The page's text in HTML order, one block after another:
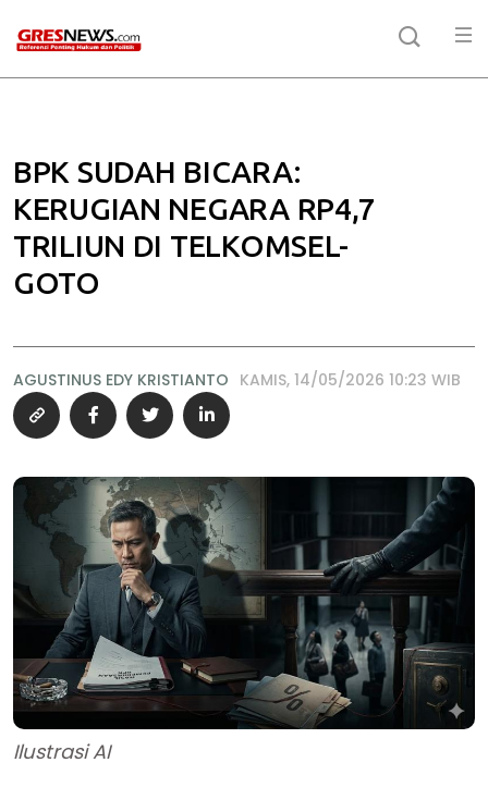
BPK SUDAH BICARA:
KERUGIAN NEGARA RP4,7
TRILIUN DI TELKOMSEL-
GOTO
AGUSTINUS EDY KRISTIANTO KAMIS, 14/05/2026 10:23 WIB
Ilustrasi AI